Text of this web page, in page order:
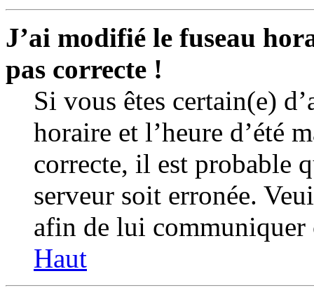
J’ai modifié le fuseau
pas correcte !
Si vous êtes certain(e)
horaire et l’heure d’été
correcte, il est probable
serveur soit erronée.
afin de lui communiquer
Haut